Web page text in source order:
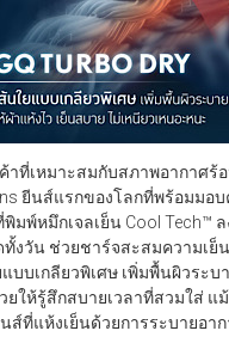
เหมาะสมกับสภาพอากาศร้
ยีนส์แรกของโลกที่พร้อมม
พิมพ์หมึกเจลเย็น Cool
งวัน ช่วยชาร์จสะสมความเ
แบบเกลียวพิเศษ เพิ่มพื้นผิวระ
ยให้รู้สึกสบายเวลาที่สวมใส่
ส์ที่แห้งเย็นด้วยการระบายอา